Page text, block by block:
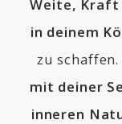
Weite,
in deinem
zu schaffen.
mit deiner
inneren